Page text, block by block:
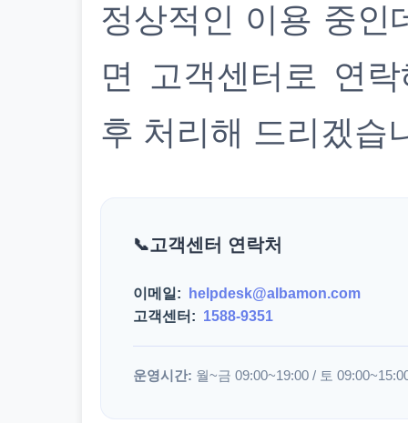
정상적인 이용 중인
면 고객센터로 연
후 처리해 드리겠습
고객센터 연락처
이메일:
helpdesk@albamon.com
고객센터: 1588-9351
운영시간: 월~금 09:00~19:00 / 토